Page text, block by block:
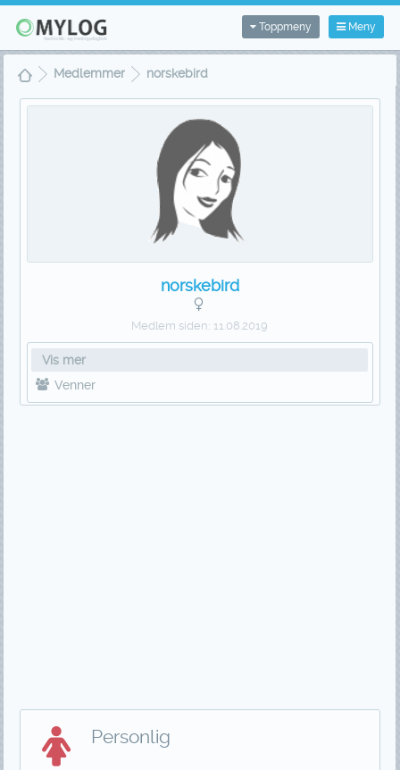
Meny
Toppmeny
Medlemmer norskebird
norskebird
Medlem siden: 11.08.2019
Vis mer
Venner
Personlig